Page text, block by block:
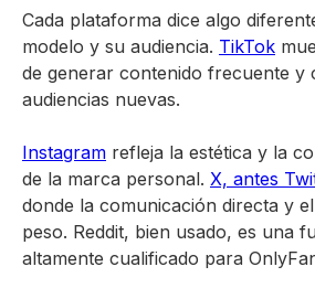
Cada plataforma dice algo
modelo y su audiencia. TikTok
de generar contenido frecuente y
audiencias nuevas.
Instagram refleja la estética y la
de la marca personal. X, antes
donde la comunicación directa y
peso. Reddit, bien usado, es una
altamente cualificado para